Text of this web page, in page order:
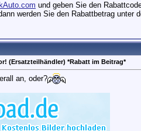
und geben Sie den
werden Sie den Rabattbetrag unter
(Ersatzteilhändler) *Rabatt im Beitrag*
an, oder?